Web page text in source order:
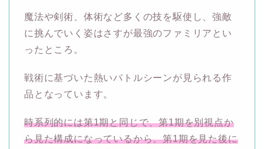
魔法や剣術、体術など多くの技を駆使し、強敵
に挑んでいく姿はさすが最強のファミリアとい
ったところ。
戦術に基づいた熱いバトルシーンが見られる作
品となっています。
時系列的には第1期と同じで、第1期を別視点か
ら見た構成になっているから、第1期を見た後に